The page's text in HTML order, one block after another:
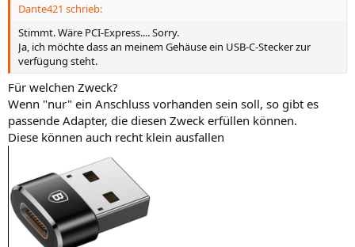
Dante421 schrieb:
Stimmt. Wäre PCI-Express.... Sorry.
Ja, ich möchte dass an meinem Gehäuse ein USB-C-Stecker zur
verfügung steht.
Für welchen Zweck?
Wenn "nur" ein Anschluss vorhanden sein soll, so gibt es
passende Adapter, die diesen Zweck erfüllen können.
Diese können auch recht klein ausfallen